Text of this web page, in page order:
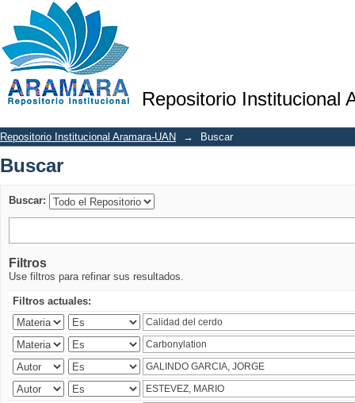
Repositorio Institucional
Buscar
Repositorio Institucional Aramara-UAN → Buscar
Buscar
Buscar:
Filtros
Use filtros para refinar sus resultados.
Filtros actuales: